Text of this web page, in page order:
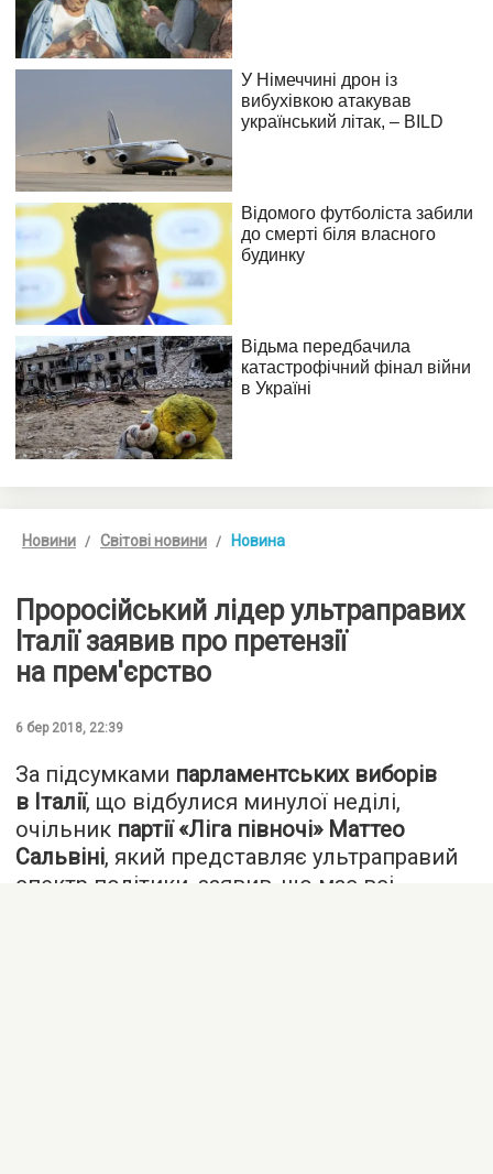
Новини Світові новини Новина
Проросійський лідер ультраправих
Італії заявив про претензії
на прем'єрство
6 бер 2018, 22:39
За підсумками парламентських виборів
в Італії, що відбулися минулої неділі,
очільник партії «Ліга півночі» Маттео
Сальвіні, який представляє ультраправий
спектр політики, заявив, що має всі